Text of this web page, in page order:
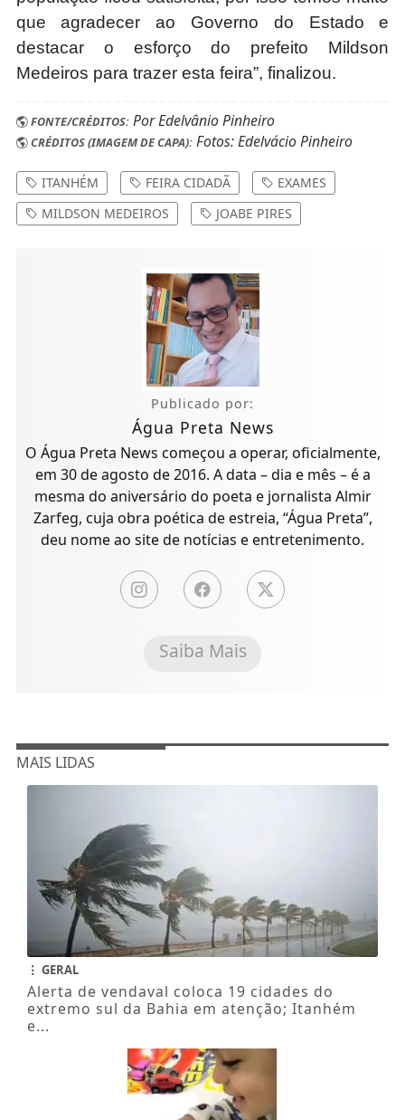
que agradecer ao Governo do Estado e
destacar o esforço do prefeito Mildson
Medeiros para trazer esta feira”, finalizou.
FONTE/CRÉDITOS:Por Edelvânio Pinheiro
CRÉDITOS (IMAGEM DE CAPA):Fotos: Edelvácio Pinheiro
ITANHÉM FEIRA CIDADÃ
EXAMES
MILDSON MEDEIROS
JOABE PIRES
Publicado por:
Água Preta News
O Água Preta News começou a operar, oficialmente,
em 30 de agosto de 2016. A data – dia e mês – é a
mesma do aniversário do poeta e jornalista Almir
Zarfeg, cuja obra poética de estreia, “Água Preta”,
deu nome ao site de notícias e entretenimento.
Saiba Mais
MAIS LIDAS
GERAL
Alerta de vendaval coloca 19 cidades do
extremo sul da Bahia em atenção; Itanhém
e...